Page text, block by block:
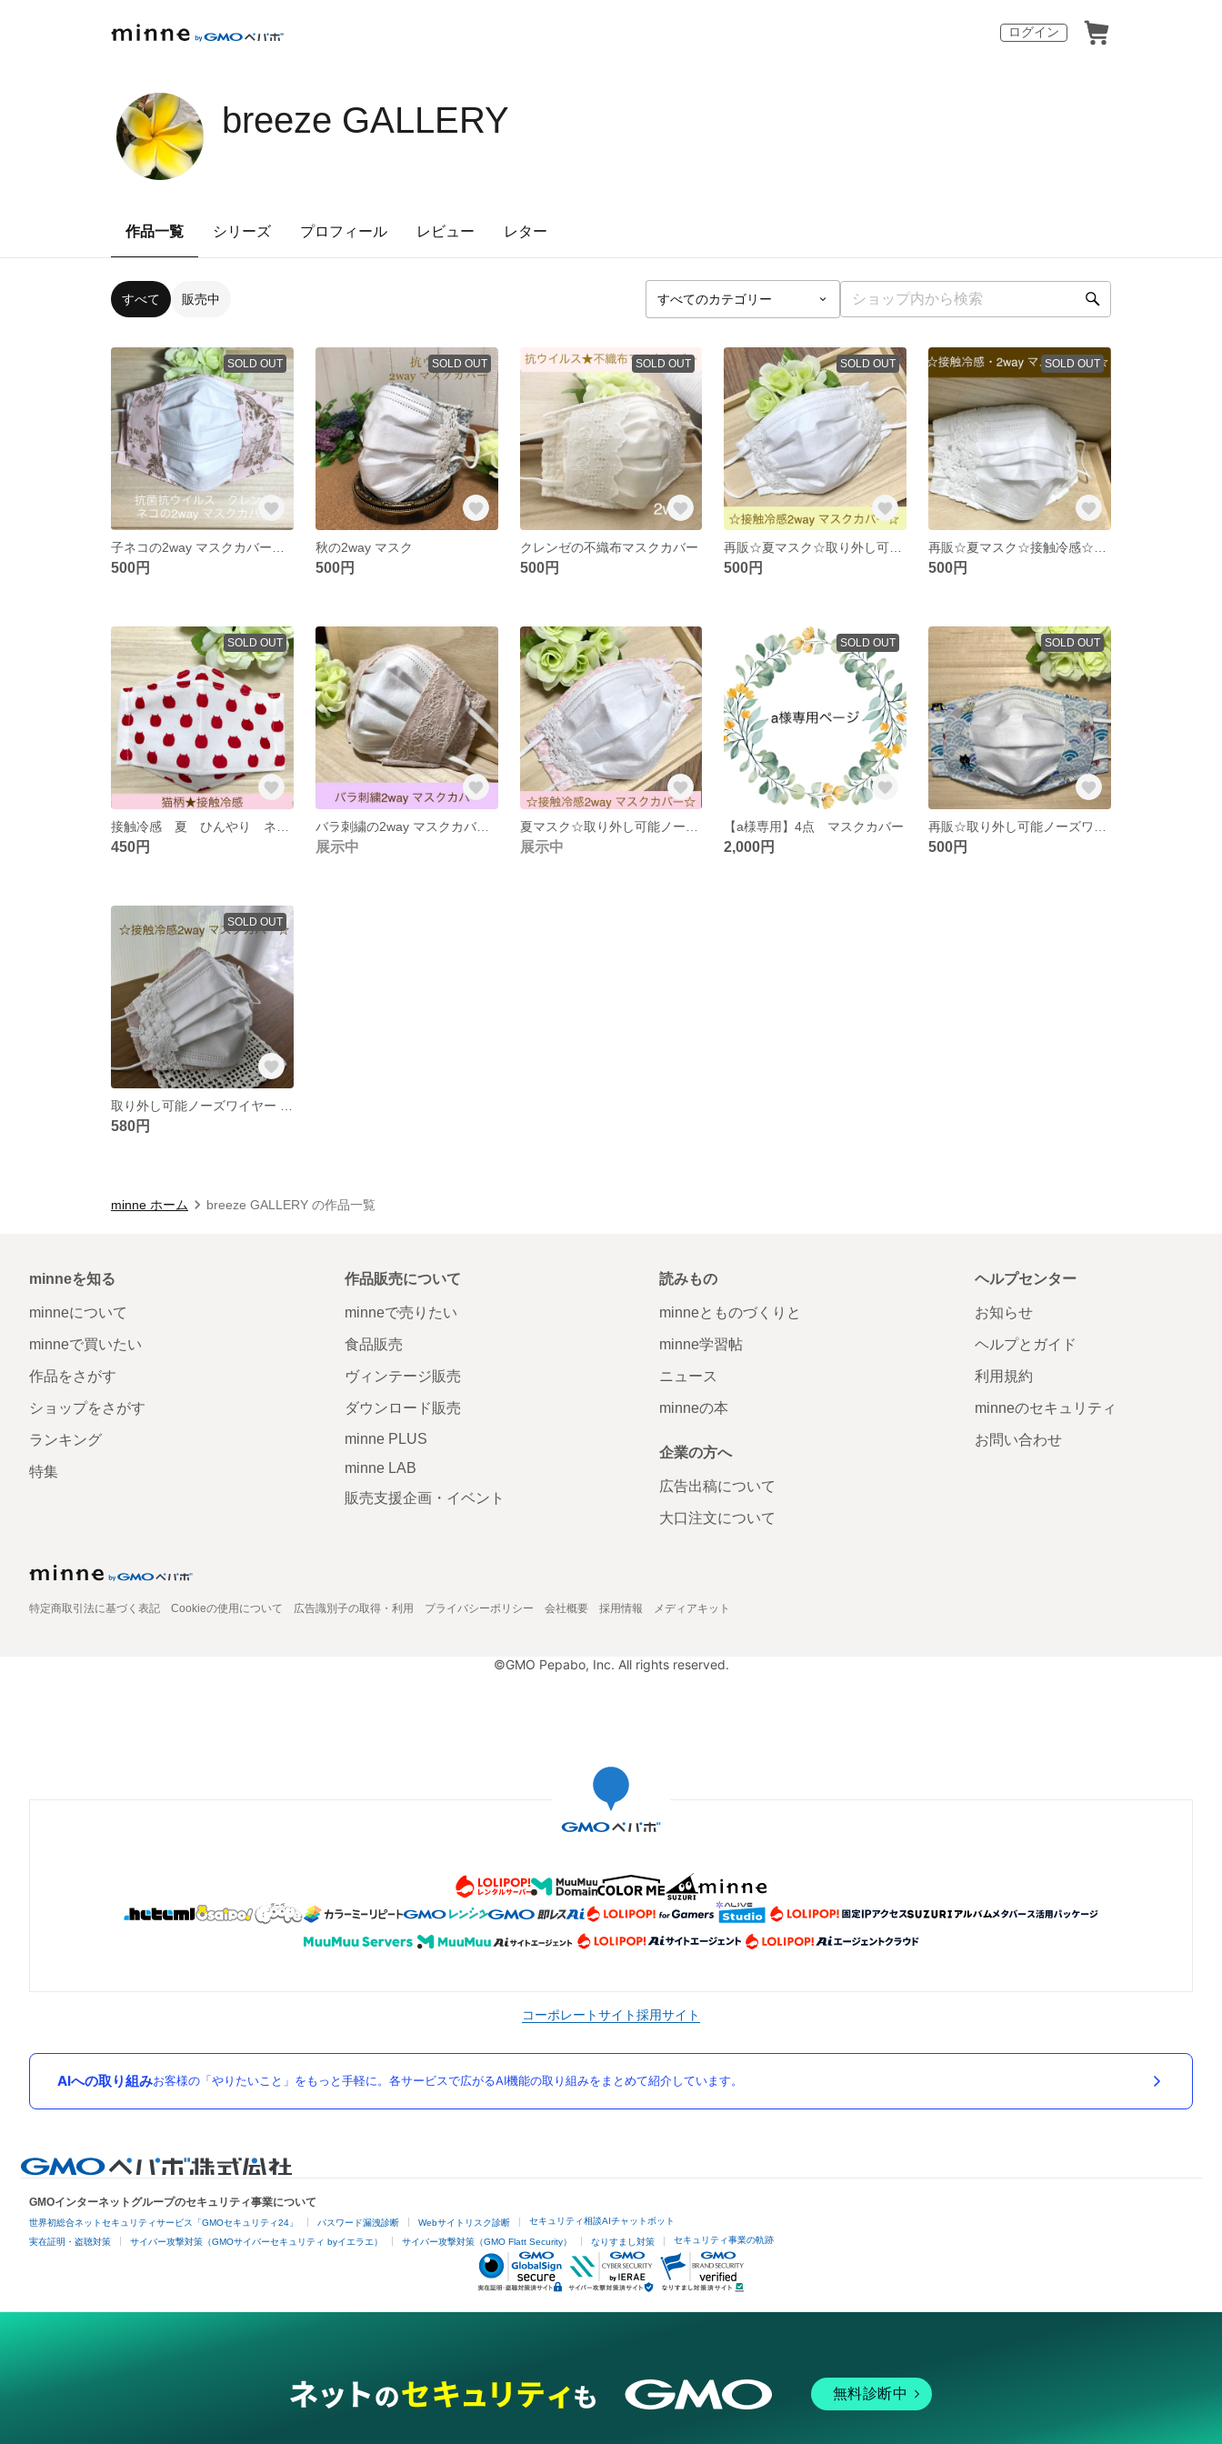
ログイン
breeze GALLERY
作品一覧 シリーズ プロフィール レビュー レター
すべて 販売中
SOLD OUT
500円
SOLD OUT
秋の2way マスク
500円
SOLD OUT
クレンゼの不織布マスクカバー
500円
SOLD OUT
500円
SOLD OUT
500円
SOLD OUT
450円
バラ刺繍の2way マスクカバー 取り外し可能ノーズワイヤー
展示中 展示中
SOLD OUT
【a様専用】4点 マスクカバー
2,000円
SOLD OUT
500円
SOLD OUT
580円
minne ホーム breeze GALLERY の作品一覧
minneを知る
minneについて
minneで買いたい
作品をさがす
ショップをさがす
ランキング
特集
作品販売について
minneで売りたい
食品販売
ヴィンテージ販売
ダウンロード販売
minne PLUS
minne LAB
販売支援企画・イベント
読みもの
minneとものづくりと
minne学習帖
ニュース
minneの本
企業の方へ
広告出稿について
大口注文について
ヘルプセンター
お知らせ
ヘルプとガイド
利用規約
minneのセキュリティ
お問い合わせ
特定商取引法に基づく表記 Cookieの使用について 広告識別子の取得・利用 プライバシーポリシー 会社概要 採用情報 メディアキット
©GMO Pepabo, Inc. All rights reserved.
コーポレートサイト採用サイト
AIへの取り組みお客様の「やりたいこと」をもっと手軽に。各サービスで広がるAI機能の取り組みをまとめて紹介しています。
GMOインターネットグループのセキュリティ事業について
世界初総合ネットセキュリティサービス「GMOセキュリティ24」 パスワード漏洩診断 Webサイトリスク診断 セキュリティ相談AIチャットボット
実在証明・盗聴対策 サイバー攻撃対策（GMOサイバーセキュリティ byイエラエ） サイバー攻撃対策（GMO Flatt Security） なりすまし対策 セキュリティ事業の軌跡
無料診断中